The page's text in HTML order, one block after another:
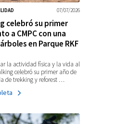
07/07/2026
celebró su primer
a CMPC con una
en Parque RKF
la actividad física y la vida al
celebró su primer año de
de trekking y reforest …